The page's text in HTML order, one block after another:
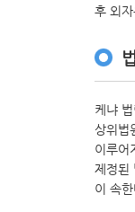
후 외
케냐
상위법
이루
제정된
이 속한